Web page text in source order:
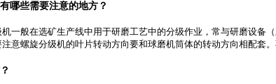
哪些需要注意的地方？
一般在选矿生产线中用于研磨工艺中的分级作业，常与研磨设
意螺旋分级机的叶片转动方向要和球磨机筒体的转动方向相配